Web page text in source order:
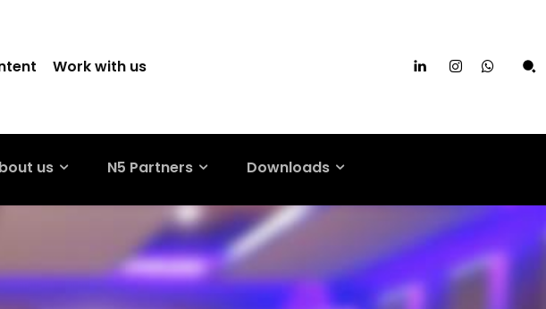
Work with us
us N5 Partners Downloads